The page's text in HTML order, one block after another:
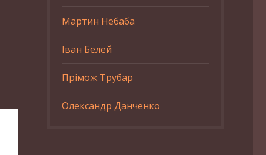
Мартин Небаба
Іван Белей
Прімож Трубар
Олександр Данченко